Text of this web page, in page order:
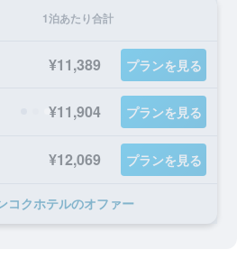
1泊あたり合計
¥11,389 プランを見る
¥11,904 プランを見る
¥12,069 プランを見る
コクホテルのオファー